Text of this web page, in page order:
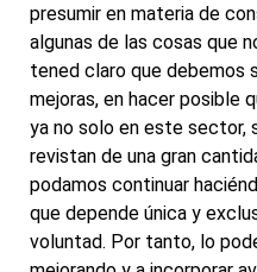
presumir en materia de
algunas de las cosas que
tened claro que debemos
mejoras, en hacer posible
ya no solo en este sector,
revistan de una gran
podamos continuar
que depende única y
voluntad. Por tanto, lo